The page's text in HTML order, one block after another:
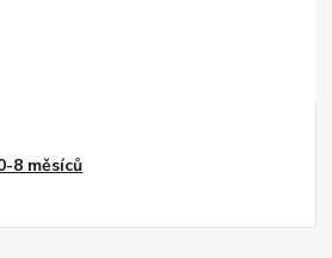
8 měsíců